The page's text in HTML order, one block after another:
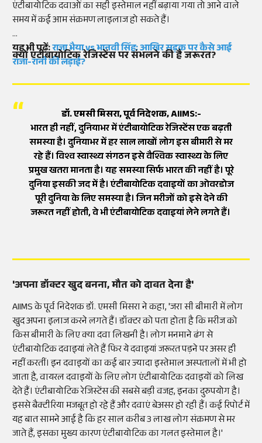
एंटीबायोटिक दवाओं का सही इस्तेमाल नहीं बढ़ाया गया तो आने वाले
समय में कई आम संक्रमण लाइलाज हो सकते हैं।
यह भी पढ़ें:राजा भैया vs भानवी सिंह: आखिर सड़क पर कैसे आई
राजा-रानी की लड़ाई?
क्यों एंटीबायोटिक रेजिस्टेंस पर संभलने की है जरूरत?
डॉ. एमसी मिसरा, पूर्व निदेशक, AIIMS:-
भारत ही नहीं, दुनियाभर में एंटीबायोटिक रेजिस्टेंस एक बढ़ती
समस्या है। दुनियाभर में हर साल लाखों लोग इस बीमारी से मर
रहे हैं। विश्व स्वास्थ्य संगठन इसे वैश्विक स्वास्थ्य के लिए
प्रमुख खतरा मानता है। यह समस्या सिर्फ भारत की नहीं है। पूरे
दुनिया इसकी जद में है। एंटीबायोटिक दवाइयों का ओवरडोज
पूरी दुनिया के लिए समस्या है। जिन मरीजों को इसे देने की
जरूरत नहीं होती, वे भी एंटीबायोटिक दवाइयां लेने लगते हैं।
'अपना डॉक्टर खुद बनना, मौत को दावत देना है'
AIIMS के पूर्व निदेशक डॉ. एमसी मिसरा ने कहा, 'जरा सी बीमारी में लोग
खुद अपना इलाज करने लगते हैं। डॉक्टर को पता होता है कि मरीज को
किस बीमारी के लिए क्या दवा लिखनी है। लोग मनमाने ढंग से
एंटीबायोटिक दवाइयां लेते हैं फिर ये दवाइयां जरूरत पड़ने पर असर ही
नहीं करतीं। इन दवाइयों का कई बार ज्यादा इस्तेमाल अस्पतालों में भी हो
जाता है, वायरल दवाइयों के लिए लोग एंटीबायोटिक दवाइयों को लिख
देते हैं। एंटीबायोटिक रेजिस्टेंस की सबसे बड़ी वजह, इनका दुरुपयोग है।
इससे बैक्टीरिया मजबूत हो रहे हैं और दवाएं बेअसर हो रही हैं। कई रिपोर्ट में
यह बात सामने आई है कि हर साल करीब 3 लाख लोग संक्रमण से मर
जाते हैं, इसका मुख्य कारण एंटीबायोटिक का गलत इस्तेमाल है।'